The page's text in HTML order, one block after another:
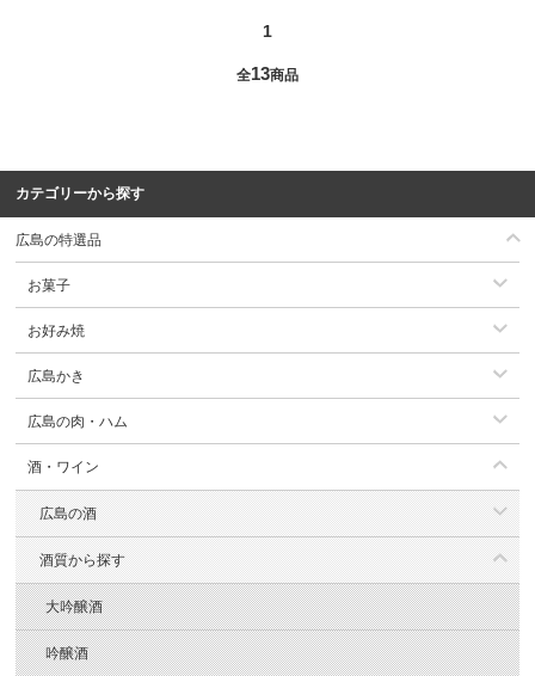
1
全13商品
カテゴリーから探す
広島の特選品
お菓子
お好み焼
広島かき
広島の肉・ハム
酒・ワイン
広島の酒
酒質から探す
大吟醸酒
吟醸酒